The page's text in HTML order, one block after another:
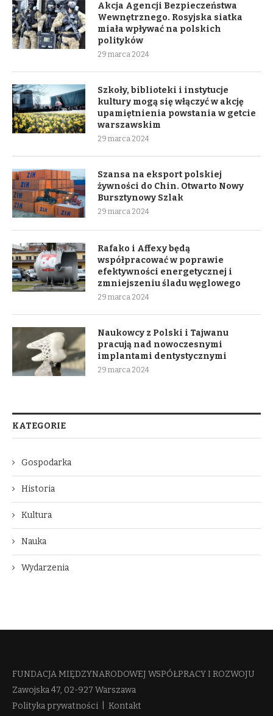
Akcja Agencji Bezpieczeństwa
Wewnętrznego. Rosyjska siatka
miała wpływać na polskich
polityków
29 marca 2024
Szkoły, biblioteki i instytucje
kultury mogą się włączyć w akcję
upamiętnienia powstania w getcie
warszawskim
29 marca 2024
Szansa na eksport polskiej
żywności do Chin. Otwarto Nowy
Bursztynowy Szlak
29 marca 2024
Rafako i Affexy będą
współpracować w poprawie
efektywności energetycznej i
zmniejszeniu śladu węglowego
29 marca 2024
Naukowcy z Polski i Tajwanu
pracują nad nowoczesnymi
implantami dentystycznymi
29 marca 2024
KATEGORIE
Gospodarka
Historia
Kultura
Nauka
Wydarzenia
FUNDACJA MIĘDZYNARODOWEJ WSPÓŁPRACY I ROZWOJU​
Zawojska 47, 02-927 Warszawa
Polityka prywatności
Kontakt